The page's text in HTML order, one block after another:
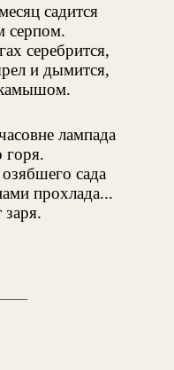
садится
серпом.
серебрится,
и дымится,
лампада
горя.
сада
прохлада...